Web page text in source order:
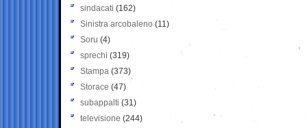
sindacati (162)
Sinistra arcobaleno (11)
Soru (4)
sprechi (319)
Stampa (373)
Storace (47)
subappalti (31)
televisione(244)